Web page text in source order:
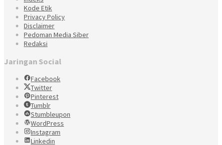
Kode Etik
Privacy Policy
Disclaimer
Pedoman Media Siber
Redaksi
Jaringan Social
Facebook
Twitter
Pinterest
Tumblr
Stumbleupon
WordPress
Instagram
Linkedin